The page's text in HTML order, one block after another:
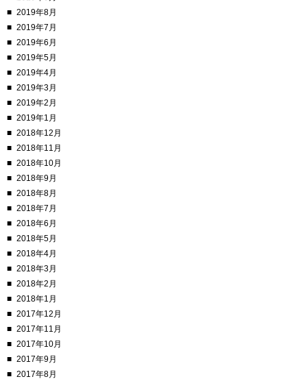
2019年8月
2019年7月
2019年6月
2019年5月
2019年4月
2019年3月
2019年2月
2019年1月
2018年12月
2018年11月
2018年10月
2018年9月
2018年8月
2018年7月
2018年6月
2018年5月
2018年4月
2018年3月
2018年2月
2018年1月
2017年12月
2017年11月
2017年10月
2017年9月
2017年8月